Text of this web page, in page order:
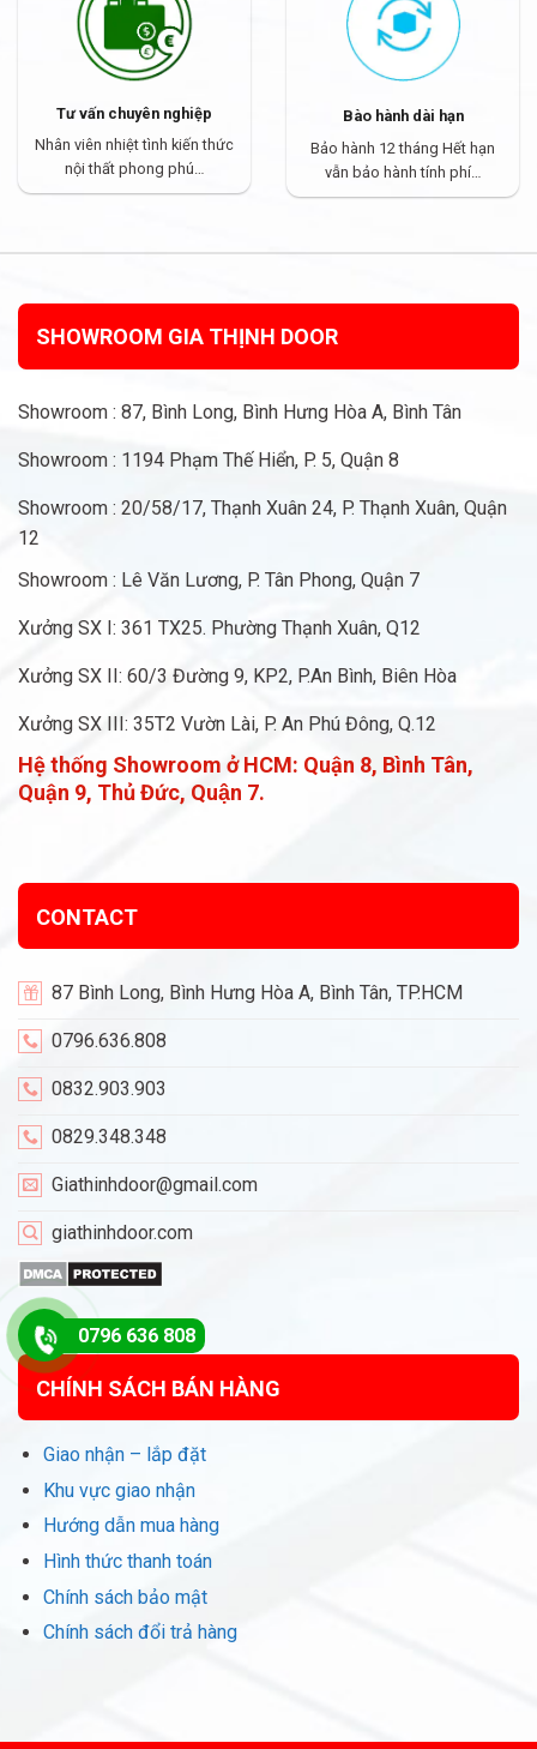
Tư vấn chuyên nghiệp
Nhân viên nhiệt tình kiến thức
nội thất phong phú…
Bào hành dài hạn
Bảo hành 12 tháng Hết hạn
vẫn bảo hành tính phí…
SHOWROOM GIA THỊNH DOOR
Showroom : 87, Bình Long, Bình Hưng Hòa A, Bình Tân
Showroom : 1194 Phạm Thế Hiển, P. 5, Quận 8
Showroom : 20/58/17, Thạnh Xuân 24, P. Thạnh Xuân, Quận
12
Showroom : Lê Văn Lương, P. Tân Phong, Quận 7
Xưởng SX I: 361 TX25. Phường Thạnh Xuân, Q12
Xưởng SX II: 60/3 Đường 9, KP2, P.An Bình, Biên Hòa
Xưởng SX III: 35T2 Vườn Lài, P. An Phú Đông, Q.12
Hệ thống Showroom ở HCM: Quận 8, Bình Tân,
Quận 9, Thủ Đức, Quận 7.
CONTACT
87 Bình Long, Bình Hưng Hòa A, Bình Tân, TP.HCM
0796.636.808
0832.903.903
0829.348.348
Giathinhdoor@gmail.com
giathinhdoor.com
CHÍNH SÁCH BÁN HÀNG
Giao nhận – lắp đặt
Khu vực giao nhận
Hướng dẫn mua hàng
Hình thức thanh toán
Chính sách bảo mật
Chính sách đổi trả hàng
0796 636 808